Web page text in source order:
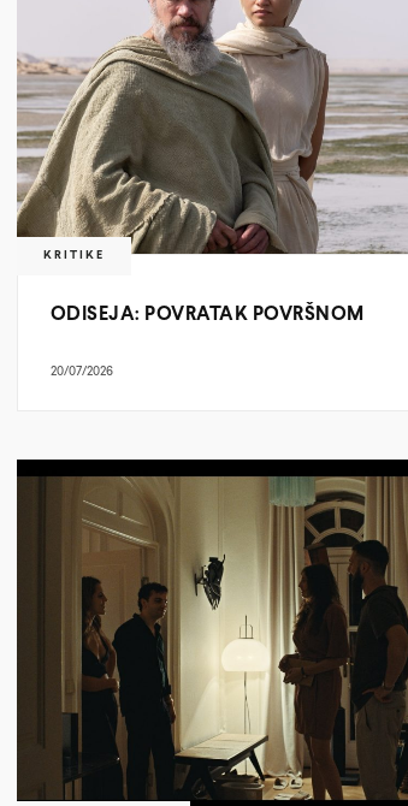
KRITIKE
ODISEJA: POVRATAK POVRŠNOM
20/07/2026